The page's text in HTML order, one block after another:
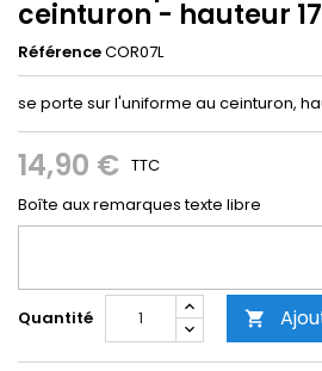
ceinturon - hauteur
RéférenceCOR07L
se porte sur l'uniforme au ceinturon,
14,90 € TTC
Boîte aux remarques texte libre
Quantité 